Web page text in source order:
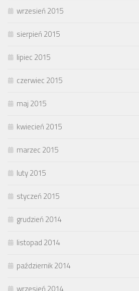
wrzesień 2015
sierpień 2015
lipiec 2015
czerwiec 2015
maj 2015
kwiecień 2015
marzec 2015
luty 2015
styczeń 2015
grudzień 2014
listopad 2014
październik 2014
wrzesień 2014